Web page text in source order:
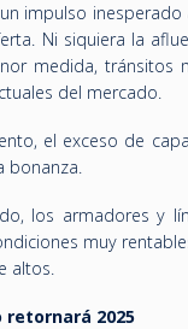
impulso
Ni siquiera la
medida, tránsitos
del mercado.
el exceso de
bonanza.
los armadores y
muy
altos.
retornará 2025